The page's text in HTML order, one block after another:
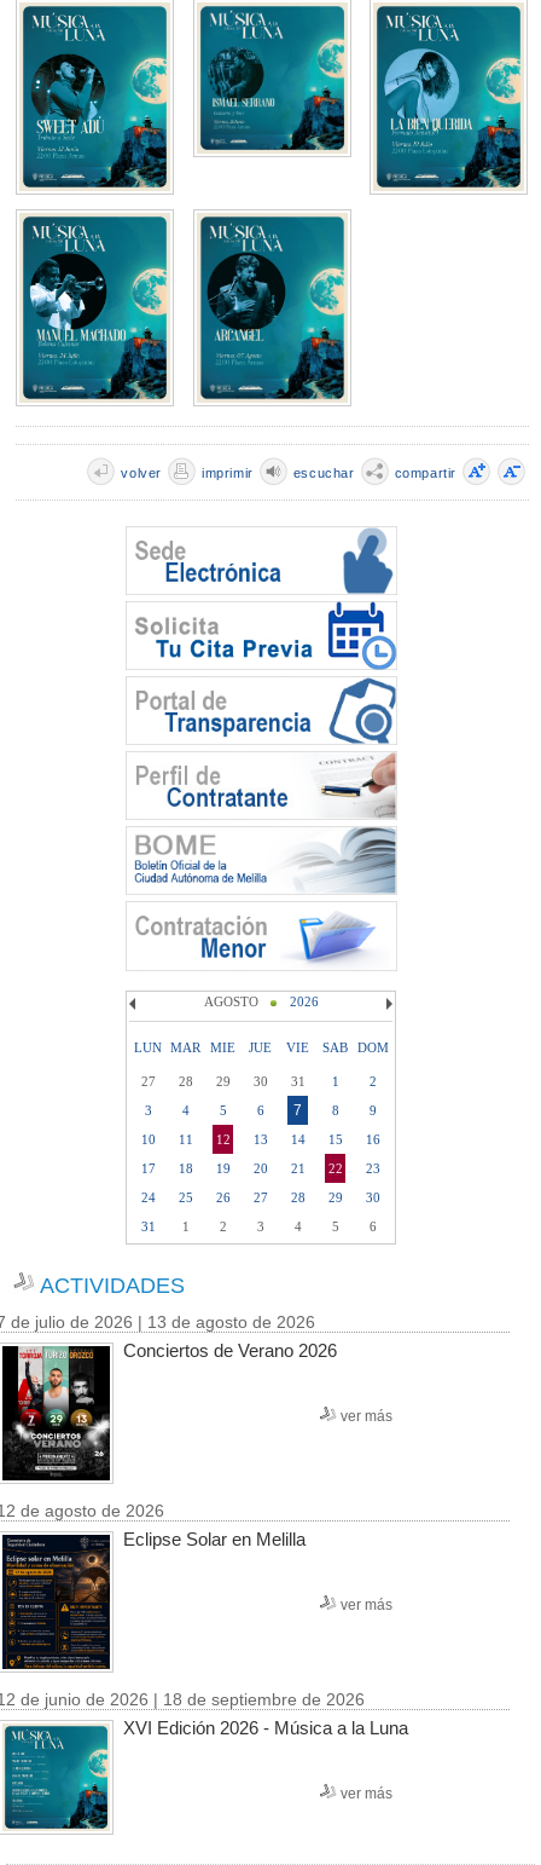
compartir
escuchar
imprimir
volver
AGOSTO 2026
LUN MAR MIE JUE VIE SAB DOM
27 28 29 30 31 1
2
3
4 5 6 7 8
9
10
11 12 13 14 15
16
17
18 19 20 21 22
23
24
25 26 27 28 29
30
31
1 2 3 4 5 6
ACTIVIDADES
de julio de 2026 | 13 de agosto de 2026
Conciertos de Verano 2026
ver más
de agosto de 2026
Eclipse Solar en Melilla
ver más
de junio de 2026 | 18 de septiembre de 2026
XVI Edición 2026 - Música a la Luna
ver más